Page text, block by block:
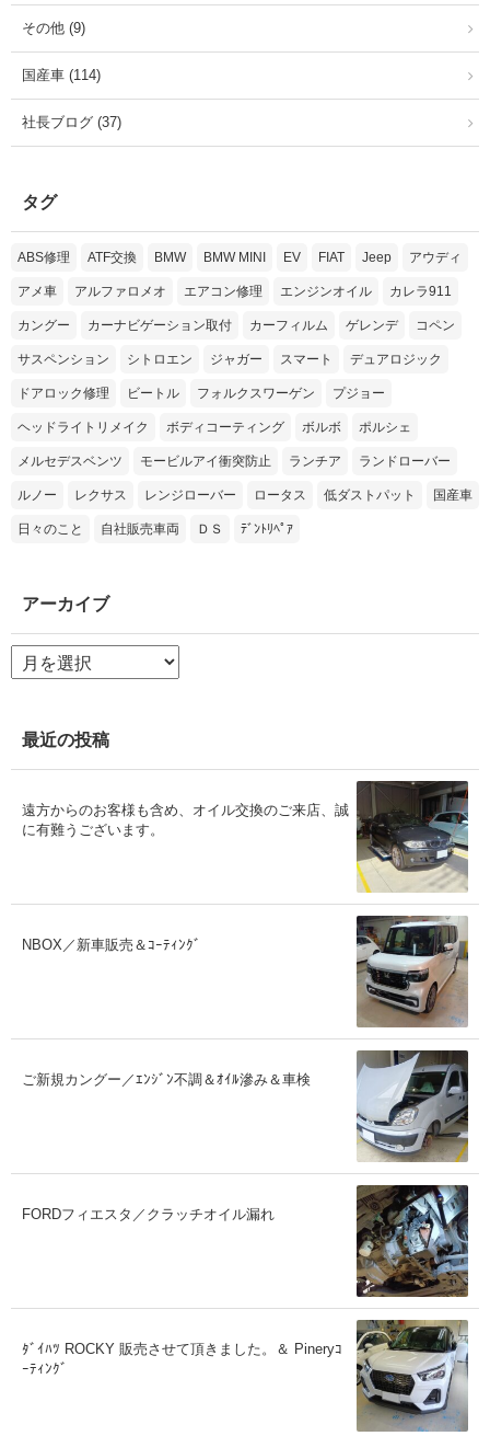
その他 (9)
国産車 (114)
社長ブログ (37)
タグ
ABS修理 ATF交換 BMW BMW MINI EV FIAT Jeep アウディ
アメ車 アルファロメオ エアコン修理 エンジンオイル カレラ911
カングー カーナビゲーション取付 カーフィルム ゲレンデ コペン
サスペンション シトロエン ジャガー スマート デュアロジック
ドアロック修理 ビートル フォルクスワーゲン プジョー
ヘッドライトリメイク ボディコーティング ボルボ ポルシェ
メルセデスベンツ モービルアイ衝突防止 ランチア ランドローバー
ルノー レクサス レンジローバー ロータス 低ダストパット 国産車
日々のこと 自社販売車両 ＤＳ ﾃﾞﾝﾄﾘﾍﾟｱ
アーカイブ
ア
ー
ブ
最近の投稿
遠方からのお客様も含め、オイル交換のご来店、誠
に有難うございます。
NBOX／新車販売＆ｺｰﾃｨﾝｸﾞ
ご新規カングー／ｴﾝｼﾞﾝ不調＆ｵｲﾙ滲み＆車検
FORDフィエスタ／クラッチオイル漏れ
ﾀﾞｲﾊﾂ ROCKY 販売させて頂きました。＆ Pineryｺ
ｰﾃｨﾝｸﾞ